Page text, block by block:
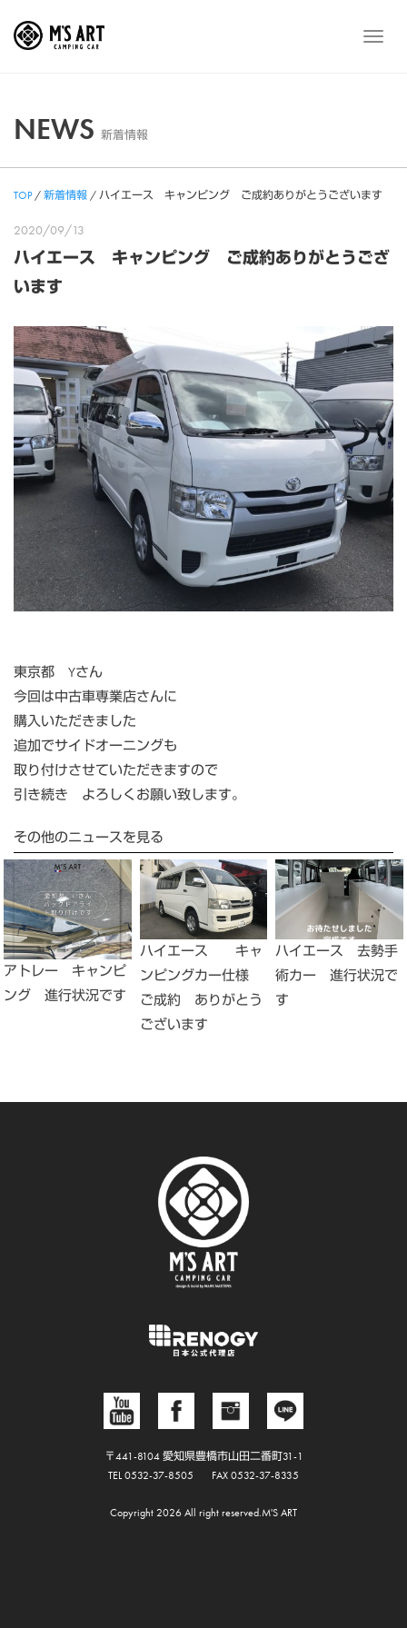
メ
NEWS 新着情報
TOP/新着情報 /ハイエース キャンピング ご成約ありがとうございます
2020/09/13
ハイエース キャンピング ご成約ありがとうござ
います
東京都 Yさん
今回は中古車専業店さんに
購入いただきました
追加でサイドオーニングも
取り付けさせていただきますので
引き続き よろしくお願い致します。
その他のニュースを見る
アトレー キャンピ
ング 進行状況です
ハイエース キャ
ンピングカー仕様
ご成約 ありがとう
ございます
ハイエース 去勢手
術カー 進行状況で
す
〒441-8104 愛知県豊橋市山田二番町31-1
TEL 0532-37-8505
FAX 0532-37-8335
Copyright 2026 All right reserved.M'S ART